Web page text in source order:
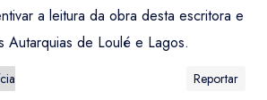
a leitura da obra desta escritora e
Autarquias de Loulé e Lagos.
Reportar